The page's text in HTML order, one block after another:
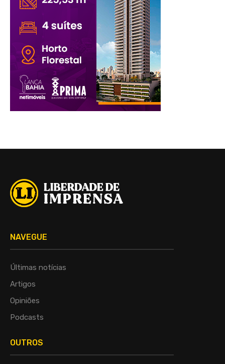
NAVEGUE
Últimas notícias
Artigos
Opiniões
Podcasts
OUTROS